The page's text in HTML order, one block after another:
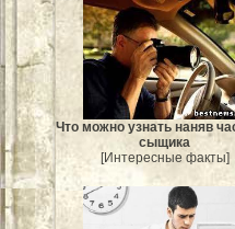
Что можно узнать наняв
сыщика
[Интересные факты]